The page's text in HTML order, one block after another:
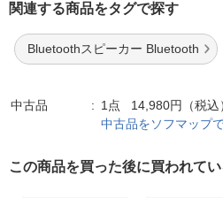
関連する商品をタグで探す
Bluetoothスピーカー Bluetooth
中古品
1点 14,980円（税込
中古品をソフマップ
この商品を買った後に買われて